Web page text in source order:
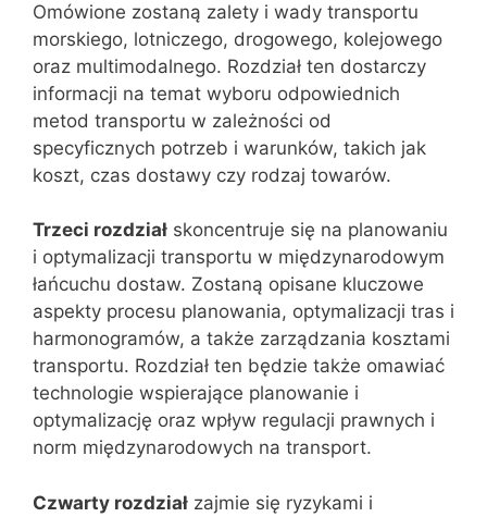
Omówione zostaną zalety i wady transportu
morskiego, lotniczego, drogowego, kolejowego
oraz multimodalnego. Rozdział ten dostarczy
informacji na temat wyboru odpowiednich
metod transportu w zależności od
specyficznych potrzeb i warunków, takich jak
koszt, czas dostawy czy rodzaj towarów.
Trzeci rozdział skoncentruje się na planowaniu
i optymalizacji transportu w międzynarodowym
łańcuchu dostaw. Zostaną opisane kluczowe
aspekty procesu planowania, optymalizacji tras i
harmonogramów, a także zarządzania kosztami
transportu. Rozdział ten będzie także omawiać
technologie wspierające planowanie i
optymalizację oraz wpływ regulacji prawnych i
norm międzynarodowych na transport.
Czwarty rozdział zajmie się ryzykami i